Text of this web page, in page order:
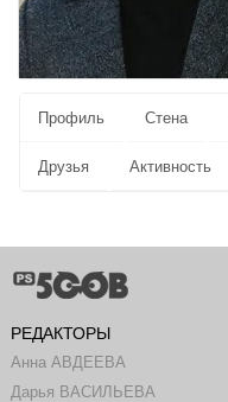
Профиль Стена
Друзья Активность
РЕДАКТОРЫ
Анна АВДЕЕВА
Дарья ВАСИЛЬЕВА